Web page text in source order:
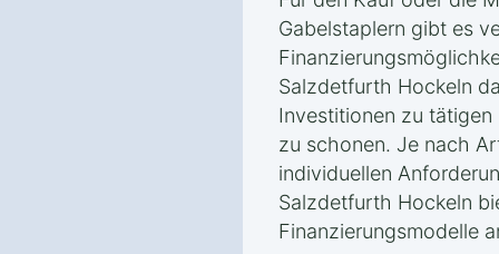
Gabelstaplern gibt es
Salzdetfurth Hockeln
Investitionen zu
zu schonen. Je nach
individuellen
Salzdetfurth Hockeln
Finanzierungsmodelle